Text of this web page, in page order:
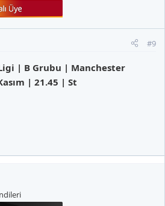
#9
| B Grubu | Manchester
| 21.45 | St